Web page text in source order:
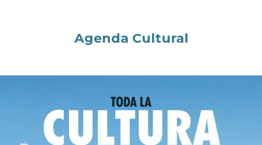
Agenda Cultural